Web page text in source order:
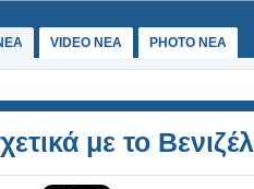
VIDEO NEA PHOTO NEA
με το